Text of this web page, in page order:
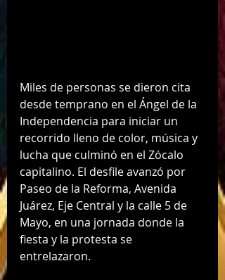
Miles de personas se dieron cita
desde temprano en el Ángel de la
Independencia para iniciar un
recorrido lleno de color, música y
lucha que culminó en el Zócalo
capitalino. El desfile avanzó por
Paseo de la Reforma, Avenida
Juárez, Eje Central y la calle 5 de
Mayo, en una jornada donde la
fiesta y la protesta se
entrelazaron.